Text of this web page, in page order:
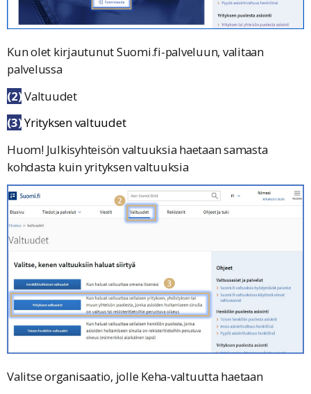
Kun olet kirjautunut Suomi.fi-palveluun, valitaan
palvelussa
(2)Valtuudet
(3)Yrityksen valtuudet
Huom! Julkisyhteisön valtuuksia haetaan samasta
kohdasta kuin yrityksen valtuuksia
Valitse organisaatio, jolle Keha-valtuutta haetaan